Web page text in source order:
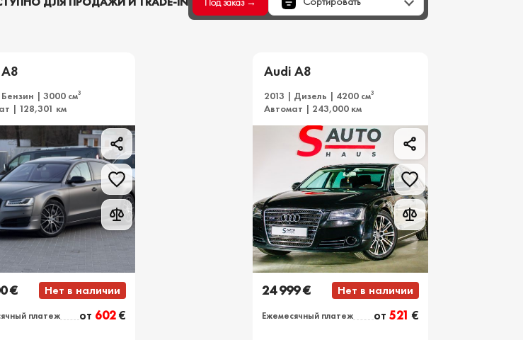
| 3000 см3
| 128,301 км
€ Нет в наличии
платеж от 602€
Audi A8
2013 | Дизель | 4200 см3
Автомат | 243,000 км
24 999 € Нет в наличии
Ежемесячный платеж от521 €